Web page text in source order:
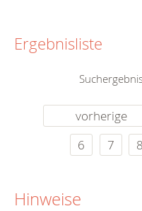
Ergebnisliste
vorherige
6
7 8
Hinweise